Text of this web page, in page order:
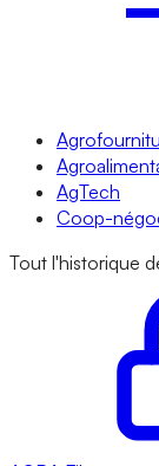
AgTech
Coop-
Tout l'historique